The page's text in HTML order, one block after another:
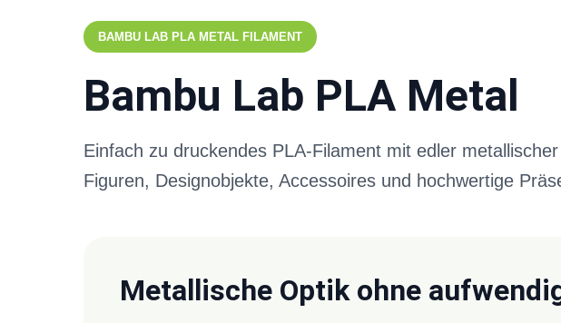
BAMBU LAB PLA METAL FILAMENT
Bambu Lab PLA Metal
Einfach zu druckendes PLA-Filament mit edler
Figuren, Designobjekte, Accessoires und hochwertige
Metallische Optik ohne